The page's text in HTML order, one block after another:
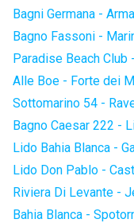
Bagni Germana -
Bagno Fassoni -
Paradise Beach Club
Alle Boe - Forte dei
Sottomarino 54 -
Bagno Caesar 222 -
Lido Bahia Blanca -
Lido Don Pablo -
Riviera Di Levante -
Bahia Blanca -